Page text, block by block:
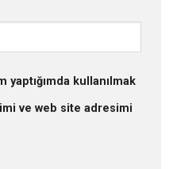
kullanılmak
ve web site adresimi